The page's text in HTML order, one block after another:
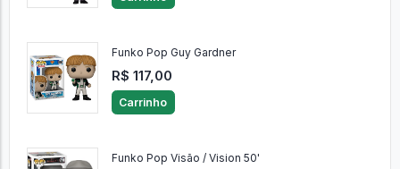
Funko Pop Guy Gardner
R$ 117,00
Carrinho
Funko Pop Visão / Vision 50'